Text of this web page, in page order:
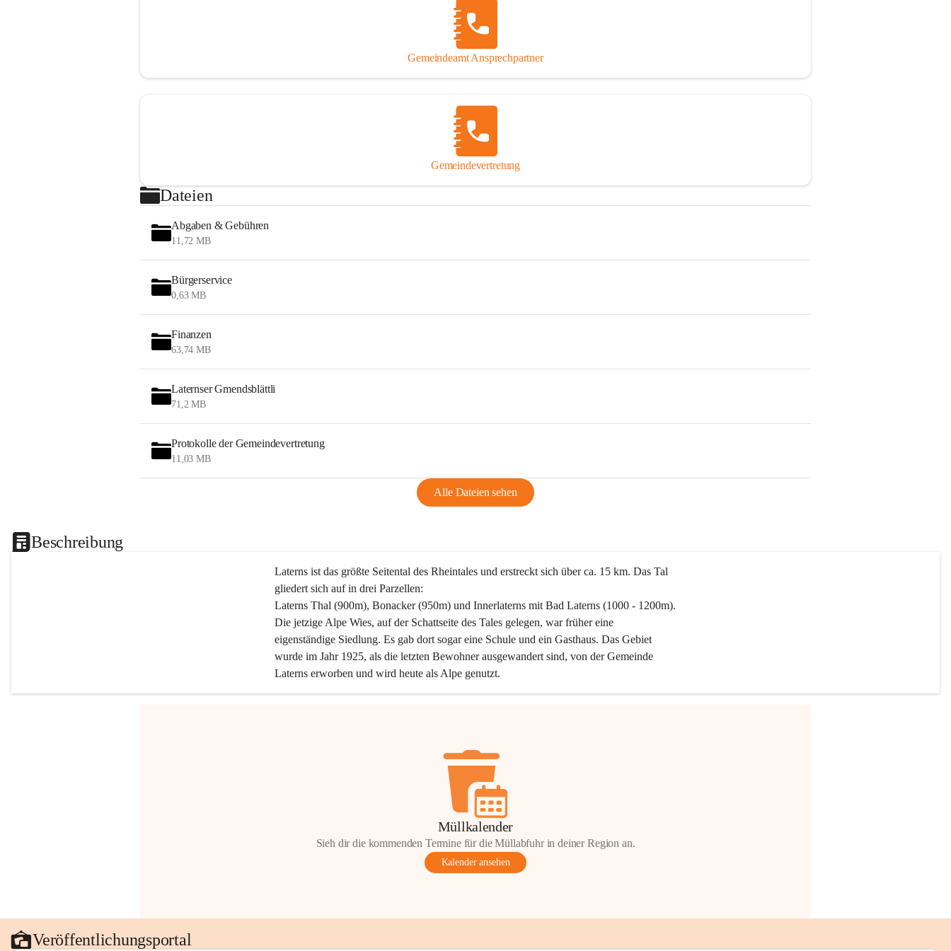
Gemeindeamt Ansprechpartner
Gemeindevertretung
Dateien
Abgaben & Gebühren
11,72 MB
Bürgerservice
0,63 MB
Finanzen
63,74 MB
Laternser Gmendsblättli
71,2 MB
Protokolle der Gemeindevertretung
11,03 MB
Alle Dateien sehen
Beschreibung
Laterns ist das größte Seitental des Rheintales und erstreckt sich über ca. 15 km. Das Tal
gliedert sich auf in drei Parzellen:
Laterns Thal (900m), Bonacker (950m) und Innerlaterns mit Bad Laterns (1000 - 1200m).
Die jetzige Alpe Wies, auf der Schattseite des Tales gelegen, war früher eine
eigenständige Siedlung. Es gab dort sogar eine Schule und ein Gasthaus. Das Gebiet
wurde im Jahr 1925, als die letzten Bewohner ausgewandert sind, von der Gemeinde
Laterns erworben und wird heute als Alpe genutzt.
Müllkalender
Sieh dir die kommenden Termine für die Müllabfuhr in deiner Region an.
Kalender ansehen
Veröffentlichungsportal